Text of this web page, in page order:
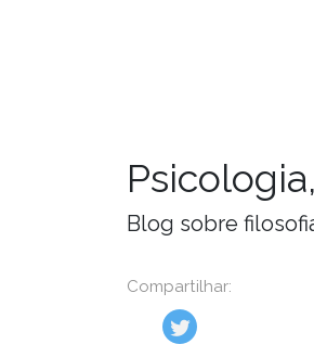
Blog sobre
Compartilhar: